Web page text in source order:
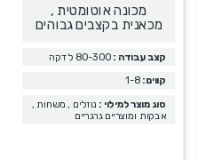
מכונה אוטומטית ,
מכאנית בקצבים גבוהים
קצב עבודה : 80-300 לדקה
קווים: 1-8
סוג מוצר למילוי : נוזלים , משחות ,
אבקות ומוצריים גרגריים